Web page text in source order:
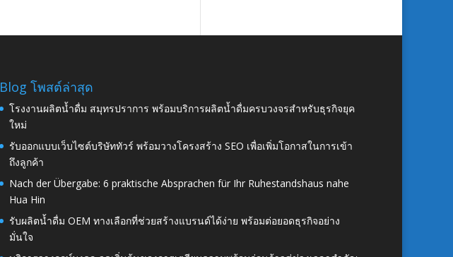
Blog โพสต์ล่าสุด
โรงงานผลิตน้ำดื่ม สมุทรปราการ พร้อมบริการผลิตน้ำดื่มครบวงจรสำหรับธุรกิจยุค
ใหม่
รับออกแบบเว็บไซต์บริษัททัวร์ พร้อมวางโครงสร้าง SEO เพื่อเพิ่มโอกาสในการเข้า
ถึงลูกค้า
Nach der Übergabe: 6 praktische Absprachen für Ihr Ruhestandshaus nahe
Hua Hin
รับผลิตน้ำดื่ม OEM ทางเลือกที่ช่วยสร้างแบรนด์ได้ง่าย พร้อมต่อยอดธุรกิจอย่าง
มั่นใจ